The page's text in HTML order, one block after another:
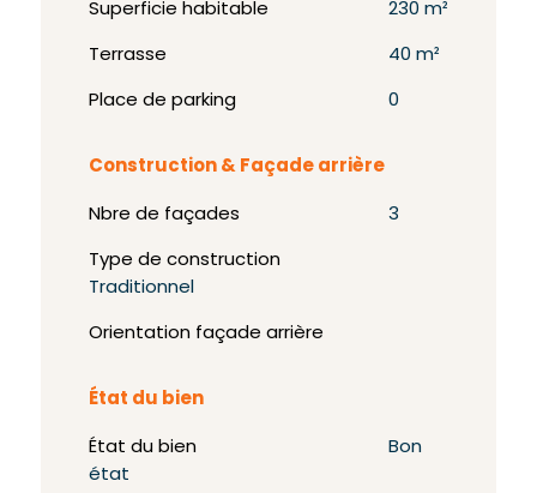
Superficie habitable 230 m²
Terrasse 40 m²
Place de parking 0
Construction & Façade arrière
Nbre de façades 3
Type de construction
Traditionnel
Orientation façade arrière
État du bien
État du bien
Bon
état